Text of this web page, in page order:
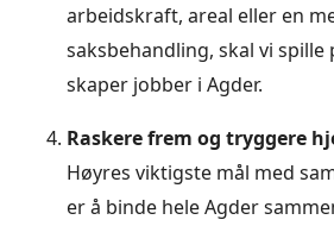
arbeidskraft, areal eller en
saksbehandling, skal vi spille
skaper jobber i Agder.
Raskere frem og tryggere
Høyres viktigste mål med
er å binde hele Agder